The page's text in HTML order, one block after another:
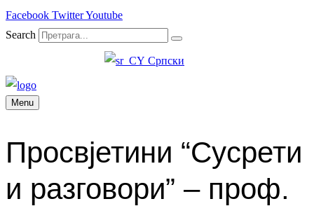
Facebook TwitterYoutube
Search
Српски
Menu
Просвјетини “Сусрети
и разговори” – проф.